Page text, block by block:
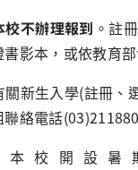
校不辦理報到 。註
書影本，或依教育
關新生入學(註冊、
聯絡電話
本校開設暑